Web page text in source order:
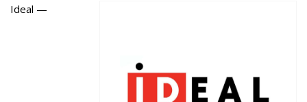
Ideal —